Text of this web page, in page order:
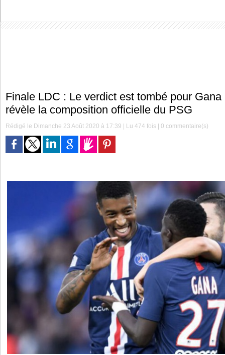
Finale LDC : Le verdict est tombé pour Gana
révèle la composition officielle du PSG
Rédigé le Dimanche 23 Août 2020 à 17:39 | Lu 474 fois |0 commentaire(s)